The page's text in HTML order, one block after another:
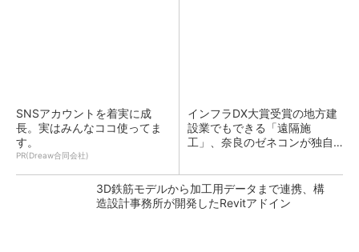
SNSアカウントを着実に成
長。実はみんなココ使ってま
す。
PR(Dreaw合同会社)
インフラDX大賞受賞の地方建
設業でもできる「遠隔施
工」、奈良のゼネコンが独自
3D鉄筋モデルから加工用データまで連携、構
造設計事務所が開発したRevitアドイン